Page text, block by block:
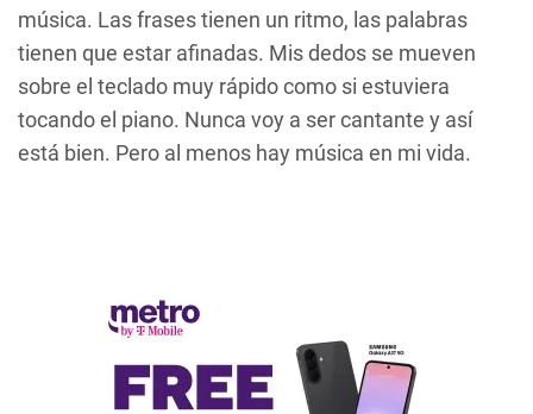
música. Las frases tienen un ritmo, las palabras
tienen que estar afinadas. Mis dedos se mueven
sobre el teclado muy rápido como si estuviera
tocando el piano. Nunca voy a ser cantante y así
está bien. Pero al menos hay música en mi vida.